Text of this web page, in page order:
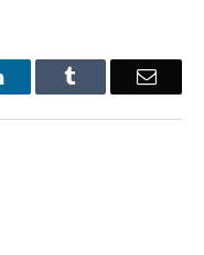
LinkedIn
E-